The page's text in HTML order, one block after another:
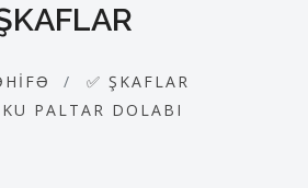
✅ ŞKAFLAR
PALTAR DOLABI